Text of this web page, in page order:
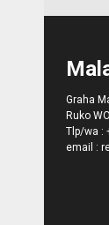
Graha
Ruko
Tlp/wa :
email :